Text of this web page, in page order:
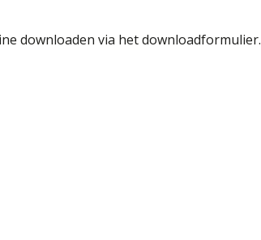
downloaden via het downloadformulier.